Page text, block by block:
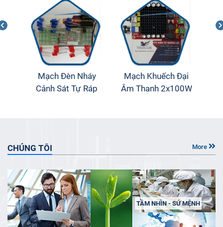
Mạch Đèn Nháy
Cảnh Sát Tự Ráp
Mạch Khuếch Đại
Âm Thanh 2x100W
CHÚNG TÔI More
TẦM NHÌN - SỨ MỆNH